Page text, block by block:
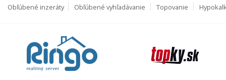
Obľúbené inzeráty Obľúbené vyhľadávanie Topovanie